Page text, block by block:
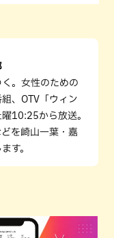
。女性のための
、OTV「ウィン
10:25から放送。
を崎山一葉・嘉
す。